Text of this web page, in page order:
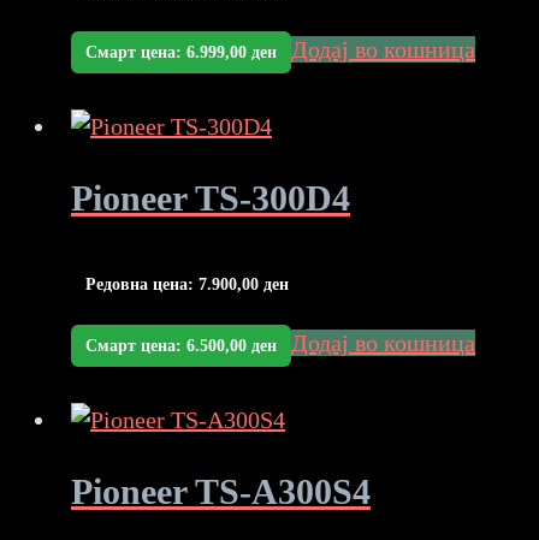
Смарт цена: 6.999,00 ден Додај во кошница
Pioneer TS-300D4
Редовна цена: 7.900,00 ден
Смарт цена: 6.500,00 ден Додај во кошница
Pioneer TS-A300S4